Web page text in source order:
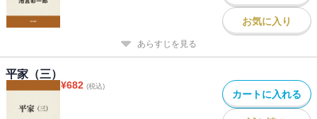
お気に入り
あらすじを見る
平家（三）
¥682 (税込)
カートに入れる